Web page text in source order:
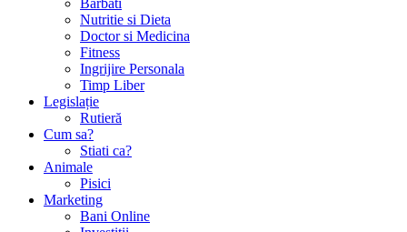
Barbati
Nutritie si Dieta
Doctor si Medicina
Fitness
Ingrijire Personala
Timp Liber
Legislație
Rutieră
Cum sa?
Stiati ca?
Animale
Pisici
Marketing
Bani Online